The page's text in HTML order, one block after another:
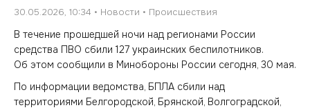
30.05.2026, 10:34 Новости Происшествия
В течение прошедшей ночи над регионами России
средства ПВО сбили 127 украинских беспилотников.
Об этом сообщили в Минобороны России сегодня, 30 мая.
По информации ведомства, БПЛА сбили над
территориями Белгородской, Брянской, Волгоградской,